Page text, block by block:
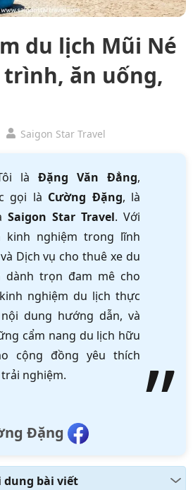
du lịch Mũi Né
ăn uống,
Saigon Star Travel
là Đặng Văn Đẳng,
gọi là Cường Đặng, là
Saigon Star Travel. Với
kinh nghiệm trong lĩnh
Dịch vụ cho thuê xe du
dành trọn đam mê cho
nghiệm du lịch thực
dung hướng dẫn, và
cẩm nang du lịch hữu
cộng đồng yêu thích
nghiệm.
Đặng
dung bài viết